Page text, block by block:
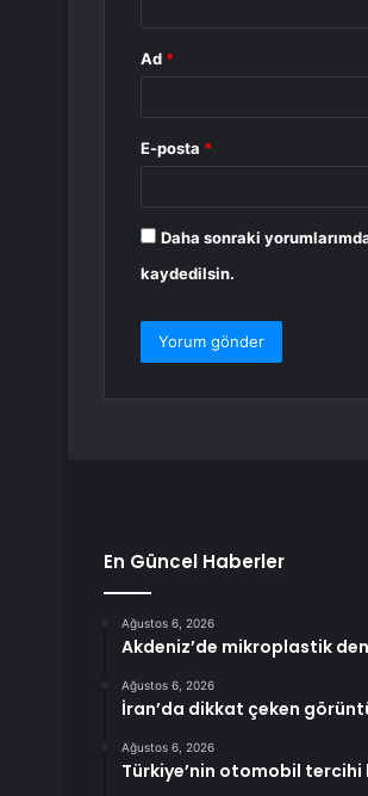
Ad *
E-posta *
Daha sonraki
kaydedilsin.
En Güncel Haberler
Ağustos 6, 2026
Akdeniz’de mikroplastik
Ağustos 6, 2026
İran’da dikkat çeken
Ağustos 6, 2026
Türkiye’nin otomobil tercihi